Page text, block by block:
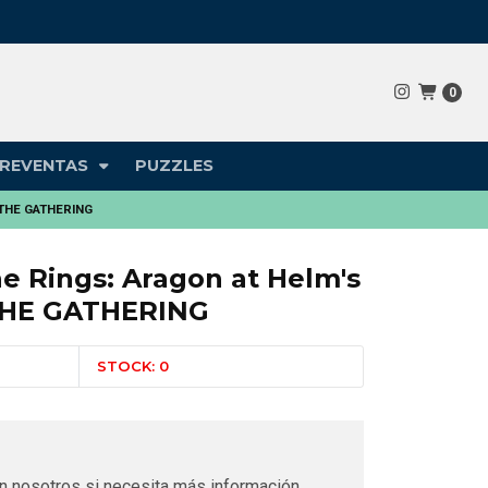
0
PUZZLES
GATHERING
Rings: Aragon at Helm's
GATHERING
STOCK: 0